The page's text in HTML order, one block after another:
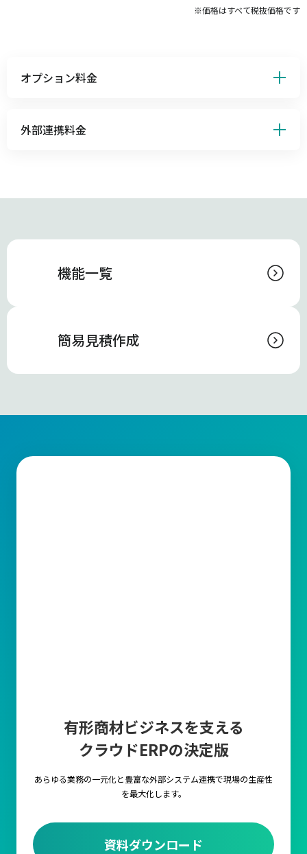
※価格はすべて税抜価格です
オプション料金
外部連携料金
機能一覧
簡易見積作成
有形商材ビジネスを支える
クラウドERPの決定版
あらゆる業務の一元化と豊富な外部システム連携で現場の生産性
を最大化します。
資料ダウンロード